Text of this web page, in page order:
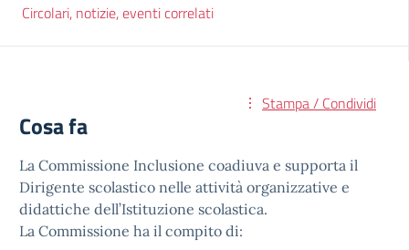
Circolari, notizie, eventi correlati
Stampa / Condividi
Cosa fa
La Commissione Inclusione coadiuva e supporta il
Dirigente scolastico nelle attività organizzative e
didattiche dell’Istituzione scolastica.
La Commissione ha il compito di: